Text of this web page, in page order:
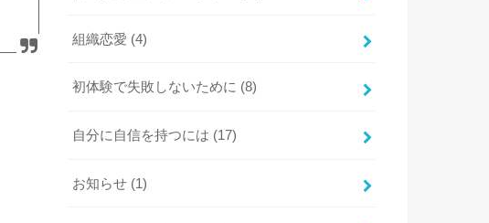
組織恋愛 (4)
初体験で失敗しないために (8)
自分に自信を持つには (17)
お知らせ (1)